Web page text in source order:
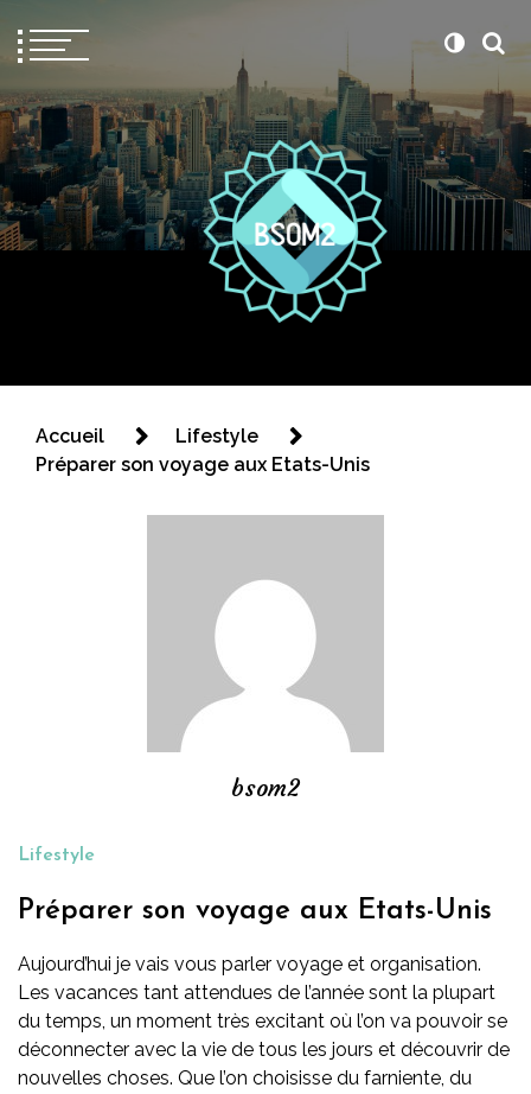
Accueil
Lifestyle
Préparer son voyage aux Etats-Unis
bsom2
Lifestyle
Préparer son voyage aux Etats-Unis
Aujourd’hui je vais vous parler voyage et organisation.
Les vacances tant attendues de l’année sont la plupart
du temps, un moment très excitant où l’on va pouvoir se
déconnecter avec la vie de tous les jours et découvrir de
nouvelles choses. Que l’on choisisse du farniente, du